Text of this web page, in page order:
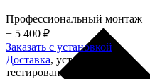
Профессиональный монтаж
+ 5 400 ₽
Заказать c установкой
Доставка, установка,
тестирование, гарантия!